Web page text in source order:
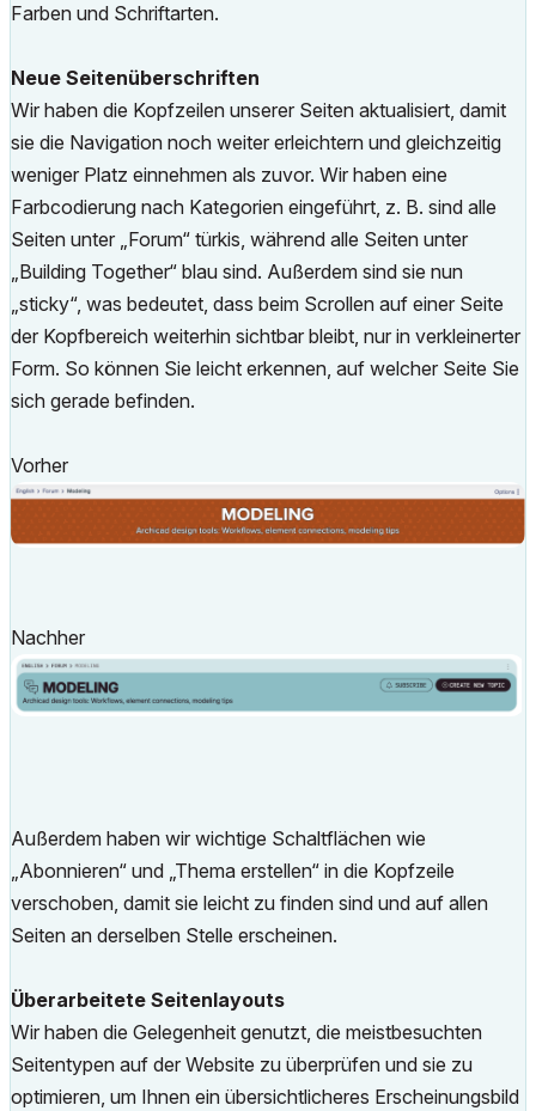
Farben und Schriftarten.
Neue Seitenüberschriften
Wir haben die Kopfzeilen unserer Seiten aktualisiert, damit
sie die Navigation noch weiter erleichtern und gleichzeitig
weniger Platz einnehmen als zuvor. Wir haben eine
Farbcodierung nach Kategorien eingeführt, z. B. sind alle
Seiten unter „Forum“ türkis, während alle Seiten unter
„Building Together“ blau sind. Außerdem sind sie nun
„sticky“, was bedeutet, dass beim Scrollen auf einer Seite
der Kopfbereich weiterhin sichtbar bleibt, nur in verkleinerter
Form. So können Sie leicht erkennen, auf welcher Seite Sie
sich gerade befinden.
Vorher
Nachher
Außerdem haben wir wichtige Schaltflächen wie
„Abonnieren“ und „Thema erstellen“ in die Kopfzeile
verschoben, damit sie leicht zu finden sind und auf allen
Seiten an derselben Stelle erscheinen.
Überarbeitete Seitenlayouts
Wir haben die Gelegenheit genutzt, die meistbesuchten
Seitentypen auf der Website zu überprüfen und sie zu
optimieren, um Ihnen ein übersichtlicheres Erscheinungsbild